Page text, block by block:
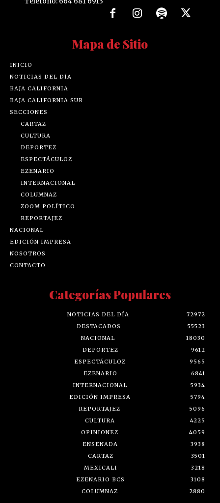
Mapa de Sitio
INICIO
NOTICIAS DEL DÍA
BAJA CALIFORNIA
BAJA CALIFORNIA SUR
SECCIONES
CARTAZ
CULTURA
DEPORTEZ
ESPECTÁCULOZ
EZENARIO
INTERNACIONAL
COLUMNAZ
ZOOM POLÍTICO
REPORTAJEZ
NACIONAL
EDICIÓN IMPRESA
NOSOTROS
CONTACTO
Categorías Populares
NOTICIAS DEL DÍA
72972
DESTACADOS
55523
NACIONAL
18030
DEPORTEZ
9612
ESPECTÁCULOZ
9565
EZENARIO
6841
INTERNACIONAL
5934
EDICIÓN IMPRESA
5794
REPORTAJEZ
5096
CULTURA
4225
OPINIONEZ
4059
ENSENADA
3938
CARTAZ
3501
MEXICALI
3218
EZENARIO BCS
3108
COLUMNAZ
2880